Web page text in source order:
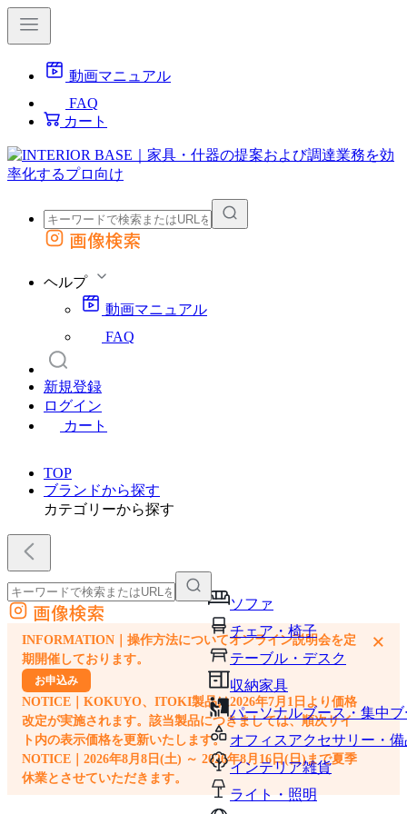
動画マニュアル
FAQ
カート
外部サイトの商品をカートに追加
画像検索
ヘルプ
動画マニュアル
FAQ
新規登録
ログイン
カート
TOP
ブランドから探す
カテゴリーから探す
ソファ
チェア・椅子
テーブル・デスク
収納家具
パーソナルブース・集中
オフィスアクセサリー・備
インテリア雑貨
ライト・照明
外部サイトの商品をカートに追加
他のサイトで見つけた商品ページのURLを貼り付けて、カートに追加できます
画像検索
INFORMATION｜操作方法についてオンライン説明会を定
期開催しております。
お申込み
NOTICE｜KOKUYO、ITOKI製品は2026年7月1日より価格
改定が実施されます。該当製品につきましては、順次サイ
ト内の表示価格を更新いたします。
NOTICE｜2026年8月8日(土) ～ 2026年8月16日(日)まで夏季
休業とさせていただきます。
×